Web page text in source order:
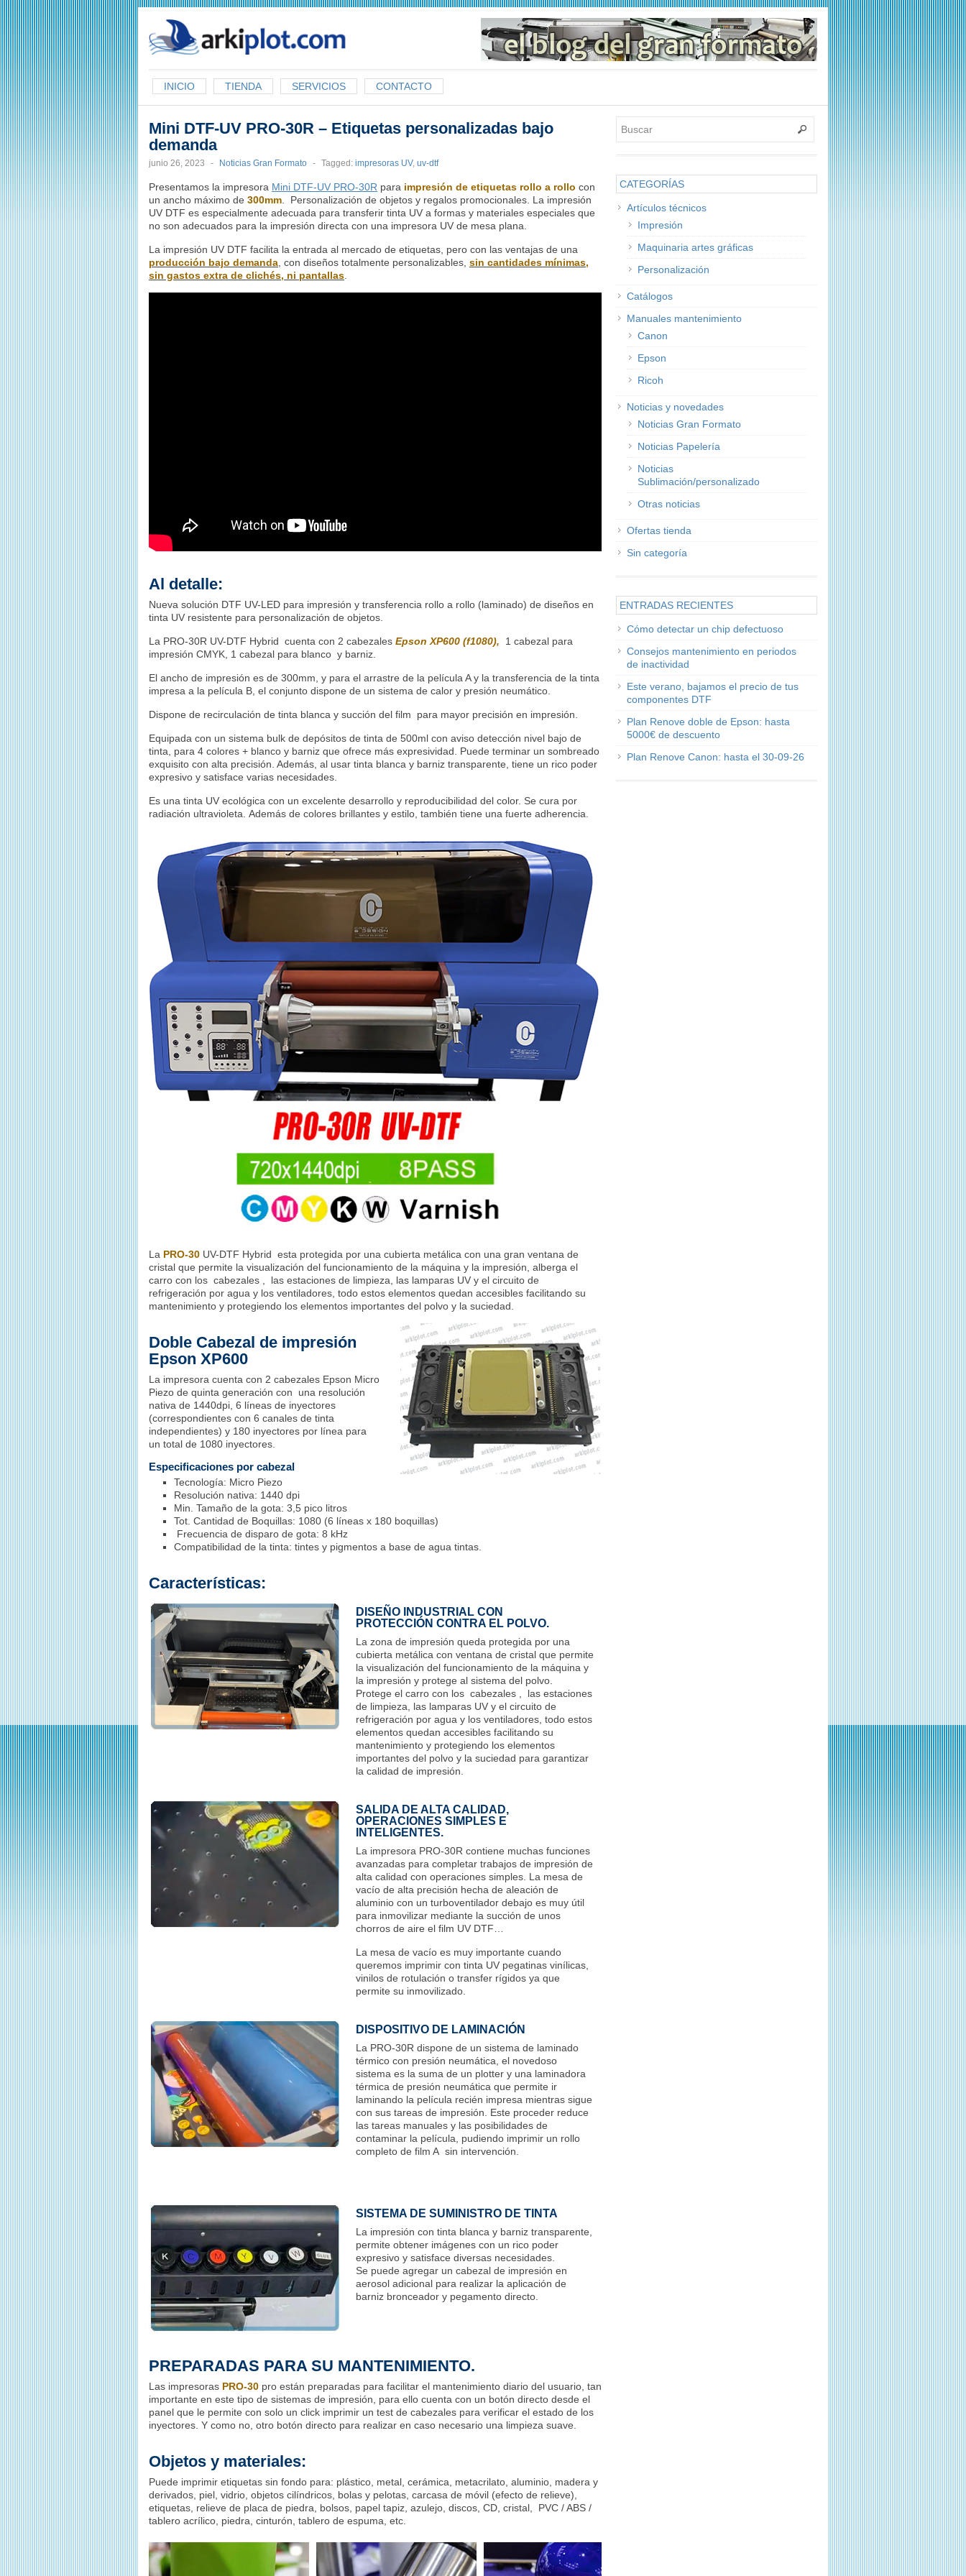
INICIO TIENDA SERVICIOS CONTACTO
Mini DTF-UV PRO-30R – Etiquetas personalizadas bajo
demanda
junio 26, 2023 - Noticias Gran Formato - Tagged: impresoras UV, uv-dtf
Presentamos la impresora Mini DTF-UV PRO-30R para impresión de etiquetas rollo a rollo con
un ancho máximo de 300mm . Personalización de objetos y regalos promocionales. La impresión
UV DTF es especialmente adecuada para transferir tinta UV a formas y materiales especiales que
no son adecuados para la impresión directa con una impresora UV de mesa plana.
La impresión UV DTF facilita la entrada al mercado de etiquetas, pero con las ventajas de una
producción bajo demanda , con diseños totalmente personalizables, sin cantidades mínimas,
sin gastos extra de clichés, ni pantallas
Al detalle:
Nueva solución DTF UV-LED para impresión y transferencia rollo a rollo (laminado) de diseños en
tinta UV resistente para personalización de objetos.
La PRO-30R UV-DTF Hybrid cuenta con 2 cabezales Epson XP600 (f1080), 1 cabezal para
impresión CMYK , 1 cabezal para blanco y barniz.
El ancho de impresión es de 300mm, y para el arrastre de la película A y la transferencia de la tinta
impresa a la película B, el conjunto dispone de un sistema de calor y presión neumático.
Dispone de recirculación de tinta blanca y succión del film para mayor precisión en impresión.
Equipada con un sistema bulk de depósitos de tinta de 500ml con aviso detección nivel bajo de
tinta, para 4 colores + blanco y barniz que ofrece más expresividad. Puede terminar un sombreado
exquisito con alta precisión. Además, al usar tinta blanca y barniz transparente, tiene un rico poder
expresivo y satisface varias necesidades.
Es una tinta UV ecológica con un excelente desarrollo y reproducibilidad del color. Se cura por
radiación ultravioleta. Además de colores brillantes y estilo, también tiene una fuerte adherencia.
La PRO-30 UV-DTF Hybrid esta protegida por una cubierta metálica con una gran ventana de
cristal que permite la visualización del funcionamiento de la máquina y la impresión, alberga el
carro con los cabezales , las estaciones de limpieza, las lamparas UV y el circuito de
refrigeración por agua y los ventiladores, todo estos elementos quedan accesibles facilitando su
mantenimiento y protegiendo los elementos importantes del polvo y la suciedad.
Doble Cabezal de impresión
Epson XP600
La impresora cuenta con 2 cabezales Epson Micro
Piezo de quinta generación con una resolución
nativa de 1440dpi, 6 líneas de inyectores
(correspondientes con 6 canales de tinta
independientes) y 180 inyectores por línea para
un total de 1080 inyectores.
Especificaciones por cabezal
Tecnología: Micro Piezo
Resolución nativa: 1440 dpi
Min. Tamaño de la gota: 3,5 pico litros
Tot. Cantidad de Boquillas: 1080 (6 líneas x 180 boquillas)
Frecuencia de disparo de gota: 8 kHz
Compatibilidad de la tinta: tintes y pigmentos a base de agua tintas.
Características:
DISEÑO INDUSTRIAL CON
PROTECCIÓN CONTRA EL POLVO.
La zona de impresión queda protegida por una
cubierta metálica con ventana de cristal que permite
la visualización del funcionamiento de la máquina y
la impresión y protege al sistema del polvo.
Protege el carro con los cabezales , las estaciones
de limpieza, las lamparas UV y el circuito de
refrigeración por agua y los ventiladores, todo estos
elementos quedan accesibles facilitando su
mantenimiento y protegiendo los elementos
importantes del polvo y la suciedad para garantizar
la calidad de impresión.
SALIDA DE ALTA CALIDAD,
OPERACIONES SIMPLES E
INTELIGENTES.
La impresora PRO-30R contiene muchas funciones
avanzadas para completar trabajos de impresión de
alta calidad con operaciones simples. La mesa de
vacío de alta precisión hecha de aleación de
aluminio con un turboventilador debajo es muy útil
para inmovilizar mediante la succión de unos
chorros de aire el film UV DTF…
La mesa de vacío es muy importante cuando
queremos imprimir con tinta UV pegatinas vinílicas,
vinilos de rotulación o transfer rígidos ya que
permite su inmovilizado.
DISPOSITIVO DE LAMINACIÓN
La PRO-30R dispone de un sistema de laminado
térmico con presión neumática, el novedoso
sistema es la suma de un plotter y una laminadora
térmica de presión neumática que permite ir
laminando la película recién impresa mientras sigue
con sus tareas de impresión. Este proceder reduce
las tareas manuales y las posibilidades de
contaminar la película, pudiendo imprimir un rollo
completo de film A sin intervención.
SISTEMA DE SUMINISTRO DE TINTA
La impresión con tinta blanca y barniz transparente,
permite obtener imágenes con un rico poder
expresivo y satisface diversas necesidades.
Se puede agregar un cabezal de impresión en
aerosol adicional para realizar la aplicación de
barniz bronceador y pegamento directo.
PREPARADAS PARA SU MANTENIMIENTO.
Las impresoras PRO-30 pro están preparadas para facilitar el mantenimiento diario del usuario, tan
importante en este tipo de sistemas de impresión, para ello cuenta con un botón directo desde el
panel que le permite con solo un click imprimir un test de cabezales para verificar el estado de los
inyectores. Y como no, otro botón directo para realizar en caso necesario una limpieza suave.
Objetos y materiales:
Puede imprimir etiquetas sin fondo para: plástico, metal, cerámica, metacrilato, aluminio, madera y
derivados, piel, vidrio, objetos cilíndricos, bolas y pelotas, carcasa de móvil (efecto de relieve),
etiquetas, relieve de placa de piedra, bolsos, papel tapiz, azulejo, discos, CD, cristal, PVC / ABS /
tablero acrílico, piedra, cinturón, tablero de espuma, etc.
CATEGORÍAS
Artículos técnicos
Impresión
Maquinaria artes gráficas
Personalización
Catálogos
Manuales mantenimiento
Canon
Epson
Ricoh
Noticias y novedades
Noticias Gran Formato
Noticias Papelería
Noticias
Sublimación/personalizado
Otras noticias
Ofertas tienda
Sin categoría
ENTRADAS RECIENTES
Cómo detectar un chip defectuoso
Consejos mantenimiento en periodos
de inactividad
Este verano, bajamos el precio de tus
componentes DTF
Plan Renove doble de Epson: hasta
5000€ de descuento
Plan Renove Canon: hasta el 30-09-26